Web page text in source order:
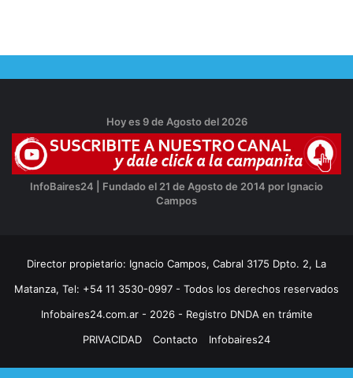
Hoy es 9 de Agosto del 2026
InfoBaires24 | Fundado el 21 de Agosto de 2014 por Ignacio
Campos
Director propietario: Ignacio Campos, Cabral 3175 Dpto. 2, La
Matanza, Tel: +54 11 3530-0997 - Todos los derechos reservados
Infobaires24.com.ar - 2026 - Registro DNDA en trámite
PRIVACIDAD
Contacto Infobaires24